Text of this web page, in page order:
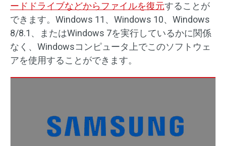
ードドライブなどからファイルを復元することが
できます。Windows 11、Windows 10、Windows
8/8.1、またはWindows 7を実行しているかに関係
なく、Windowsコンピュータ上でこのソフトウェ
アを使用することができます。